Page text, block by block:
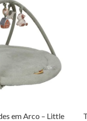
em Arco – Little